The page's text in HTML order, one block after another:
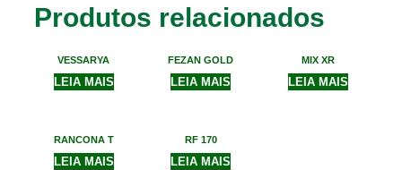
Produtos relacionados
VESSARYA
LEIA MAIS
FEZAN GOLD
LEIA MAIS
MIX XR
LEIA MAIS
RANCONA T
LEIA MAIS
RF 170
LEIA MAIS